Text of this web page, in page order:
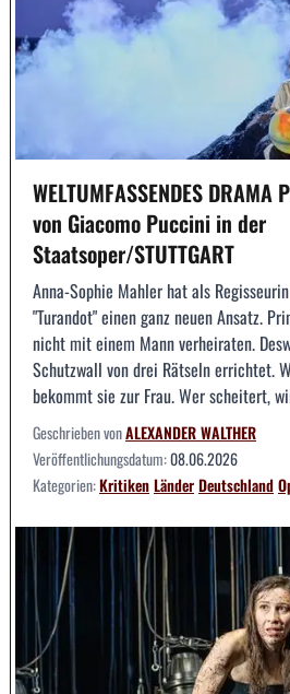
WELTUMFASSENDES
von Giacomo Puccini in der
Staatsoper/STUTTGART
Anna-Sophie Mahler hat als
"Turandot" einen ganz neuen Ansatz.
nicht mit einem Mann verheiraten.
Schutzwall von drei Rätseln errichtet.
bekommt sie zur Frau. Wer scheitert,
Geschrieben vonALEXANDER WALTHER
Veröffentlichungsdatum:08.06.2026
Kategorien:KritikenLänderDeutschland